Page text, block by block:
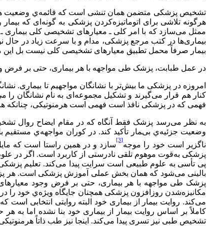
تشخیص پزشکی متضمن همان تنشی است که قائمه‌ي وضعیت
هرگونه تلاشی برای اتوماتیزه‌کردن پزشکی به گونه‌ای که
ممثل می‌سازد که با امر کلی ـ معیارهای تشخیصی کلی بیماری ـ
بیماری‌ها در کتب مرجع پزشکی، مدام و با سرعت زیاد در حال
بیمار صرفاً محمل تطبیق معیارهای تشخیصی کلی نیست بل این
در عمل طبابت، پزشک طی مواجهه با هر بیماری، حتی بر فرض
امروزه در پزشکی ما بیش‌تر با نشانگان مواجهیم تا بیماری.
کنار هم قرار می‌گیرند و تشکیل مجموعه‌ای به نام نشانگان را
فهمی که در پزشکی نافذ است فهمی است هرمنوتیکی، چنانکه
به نظر می‌رسد پزشک فقط آنگاه که در مقام ایضاح روال
وضعیت جزئیه‌ي بیمار تأکید کند. در کوران مواجهه‌ي مستقیم
ناگزیر است خود را موجه
[3]
سازد و در همین راستا است که
پزشکی به‌قوت موهوم تلقی نادرستی از کاربرد است. اگر در
پی تأسی به علوم طبیعی است سرایت پیدا می‌کند. تعلیم
بالینی می‌شود که همان بخش عملی آموزش پزشکی است. هر
پزشک طی مواجهه با هر بیماری، حتی بر فرض وجود
مکانیزه‌شدن روزافزون پزشکی همچنان جایگاه ویژه‌ي خود را
می‌کند. روایت بیمار از بیماری خود البته روایتی انتخابی
کاملاً بر اساس روایت بیمار از بیماری خود بنا نشده اما به
تشخیص طبی نیز تسری پیدا می‌کند. اینجا نیز طب ذاتاً